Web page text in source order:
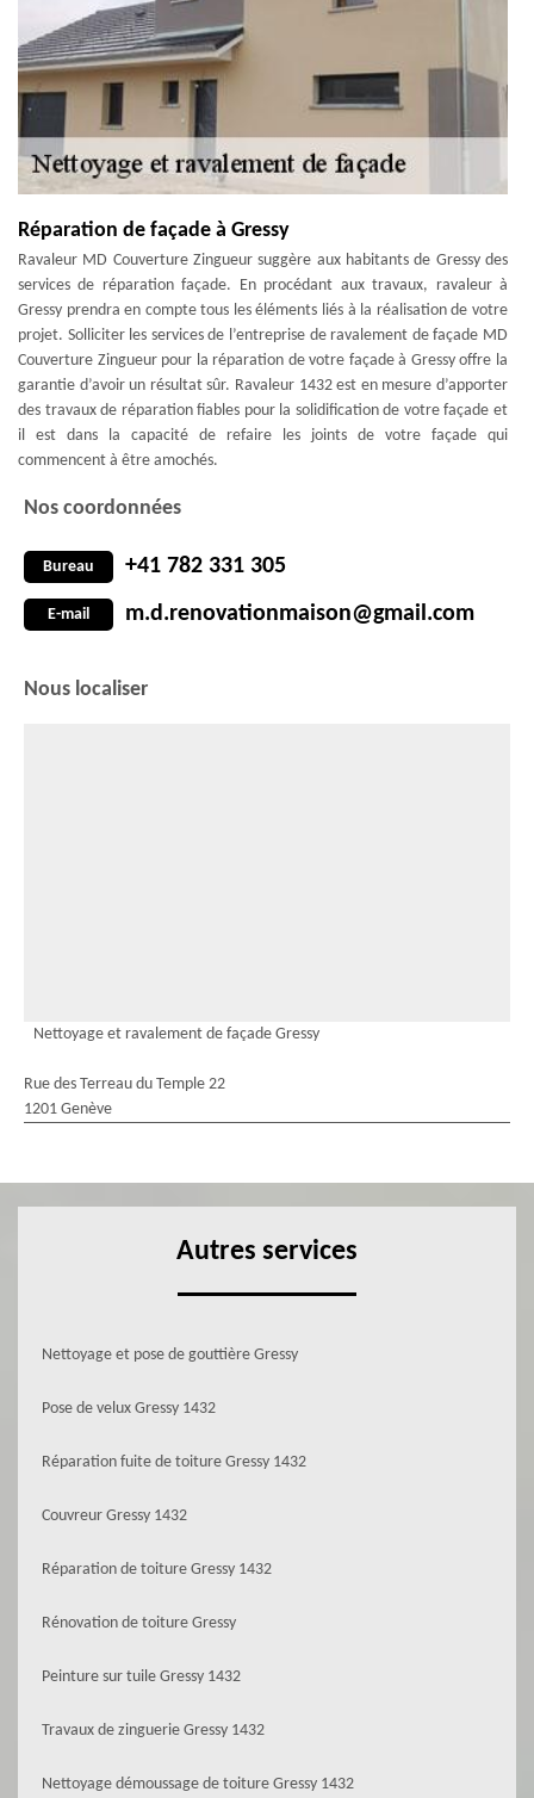
Réparation de façade à Gressy
Ravaleur MD Couverture Zingueur suggère aux habitants de Gressy des
services de réparation façade. En procédant aux travaux, ravaleur à
Gressy prendra en compte tous les éléments liés à la réalisation de votre
projet. Solliciter les services de l’entreprise de ravalement de façade MD
Couverture Zingueur pour la réparation de votre façade à Gressy offre la
garantie d’avoir un résultat sûr. Ravaleur 1432 est en mesure d’apporter
des travaux de réparation fiables pour la solidification de votre façade et
il est dans la capacité de refaire les joints de votre façade qui
commencent à être amochés.
Nos coordonnées
Bureau +41 782 331 305
E-mail m.d.renovationmaison@gmail.com
Nous localiser
Nettoyage et ravalement de façade Gressy
Rue des Terreau du Temple 22
1201 Genève
Autres services
Nettoyage et pose de gouttière Gressy
Pose de velux Gressy 1432
Réparation fuite de toiture Gressy 1432
Couvreur Gressy 1432
Réparation de toiture Gressy 1432
Rénovation de toiture Gressy
Peinture sur tuile Gressy 1432
Travaux de zinguerie Gressy 1432
Nettoyage démoussage de toiture Gressy 1432